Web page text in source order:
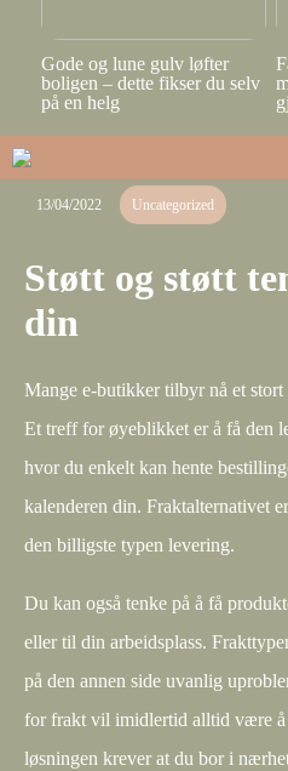
Gode og lune gulv løfter
boligen – dette fikser du selv
på en helg
13/04/2022 Uncategorized
Støtt og støtt
din
Mange e-butikker tilbyr nå et
Et treff for øyeblikket er å få den
hvor du enkelt kan hente
kalenderen din. Fraktalternativet
den billigste typen levering.
Du kan også tenke på å få
eller til din arbeidsplass.
på den annen side uvanlig
for frakt vil imidlertid alltid være å
løsningen krever at du bor i